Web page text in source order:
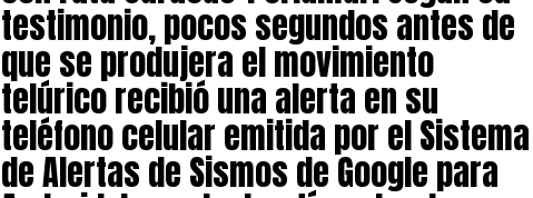
testimonio, pocos segundos antes de
que se produjera el movimiento
telúrico recibió una alerta en su
teléfono celular emitida por el Sistema
de Alertas de Sismos de Google para